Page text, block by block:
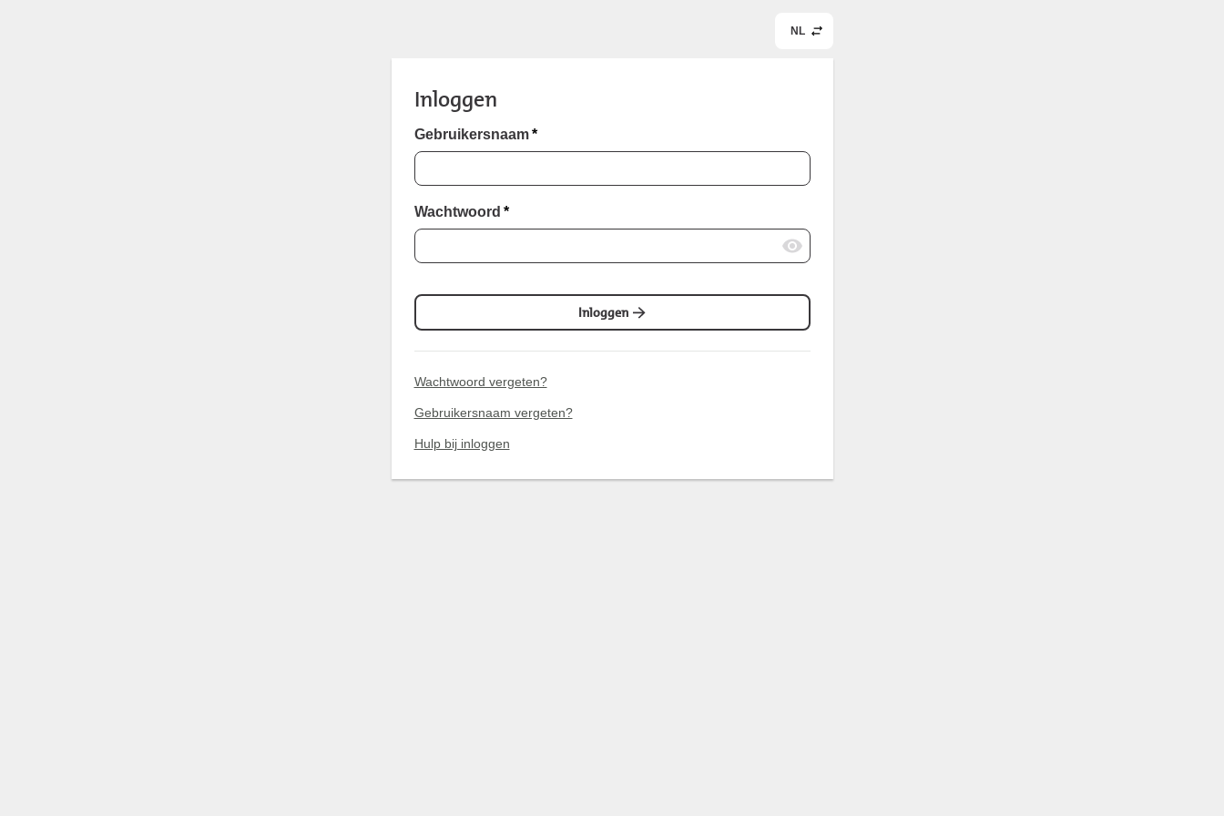
NL
Inloggen
Gebruikersnaam *
Wachtwoord *
Inloggen
Wachtwoord vergeten?
Gebruikersnaam vergeten?
Hulp bij inloggen